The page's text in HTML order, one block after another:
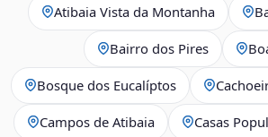
Atibaia Vista da Montanha
Bairro dos Pires
Bosque dos Eucalíptos
Campos de Atibaia Casas